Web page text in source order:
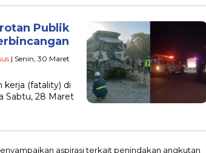
Publik
| Senin, 30 Maret
(fatality) di
Sabtu, 28 Maret